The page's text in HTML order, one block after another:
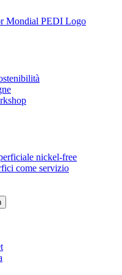
nickel-free
come servizio